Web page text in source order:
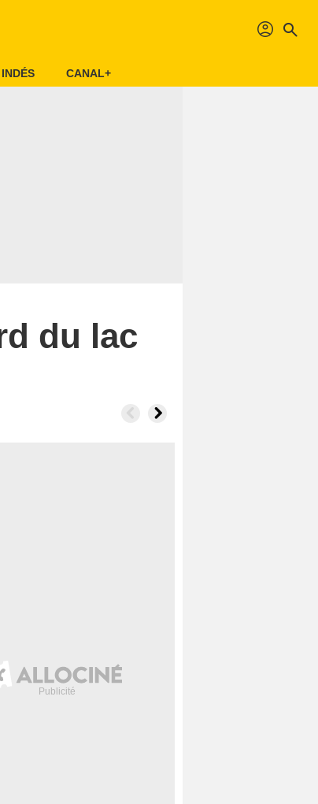
profil search
CANAL+
du lac